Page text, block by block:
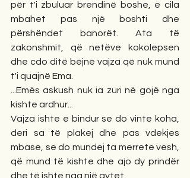
për t'i zbuluar brendinë boshe, e cila
mbahet pas një boshti dhe
përshëndet banorët. Ata të
zakonshmit, që netëve kokolepsen
dhe cdo ditë bëjnë vajza që nuk mund
t'i quajnë Ema.
...Emës askush nuk ia zuri në gojë nga
kishte ardhur...
Vajza ishte e bindur se do vinte koha,
deri sa të plakej dhe pas vdekjes
mbase, se do mundej ta merrete vesh,
që mund të kishte dhe ajo dy prindër
dhe të ishte nga një qytet.